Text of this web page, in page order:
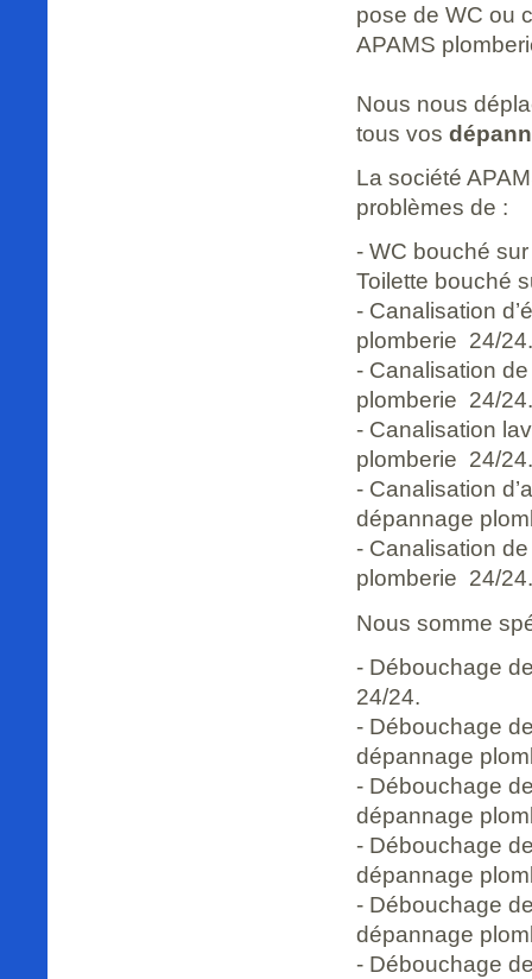
pose de WC ou
APAMS
Nous nous
tous vos
La société
problèmes de :
- WC bouché
Toilette bouché
- Canalisation
plomberie 24/24.
- Canalisation
plomberie 24/24.
- Canalisation
plomberie 24/24.
- Canalisation
dépannage
- Canalisation
plomberie 24/24.
Nous somme
- Débouchage
24/24.
- Débouchage
dépannage
- Débouchage
dépannage
- Débouchage
dépannage
- Débouchage
dépannage
- Débouchage